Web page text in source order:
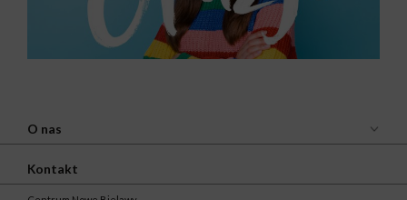
O nas
Kontakt